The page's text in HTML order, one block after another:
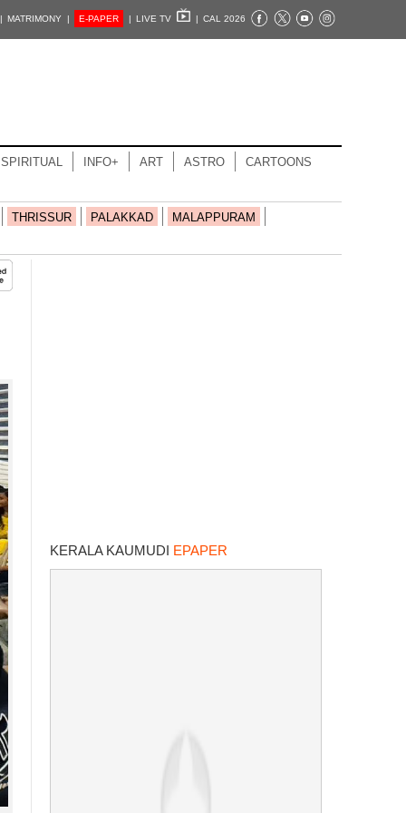
MATRIMONY | E-PAPER | LIVE TV | CAL 2026
SPIRITUAL INFO+ ART ASTRO CARTOONS
THRISSUR PALAKKAD MALAPPURAM
KERALA KAUMUDI EPAPER